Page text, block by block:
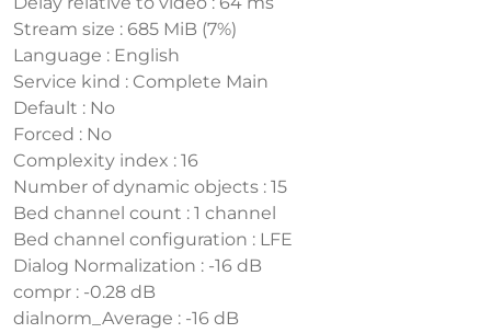
Stream size : 685 MiB (7%)
Language : English
Service kind : Complete Main
Default : No
Forced : No
Complexity index : 16
Number of dynamic objects : 15
Bed channel count : 1 channel
Bed channel configuration : LFE
Dialog Normalization : -16 dB
compr : -0.28 dB
dialnorm_Average : -16 dB